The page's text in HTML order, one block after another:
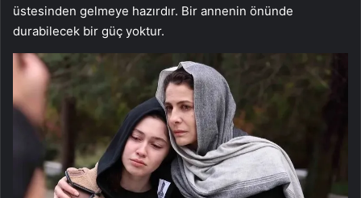
üstesinden gelmeye hazırdır. Bir annenin önünde
durabilecek bir güç yoktur.